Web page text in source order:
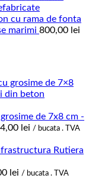
cu rama de fonta
marimi 800,00 lei
de 7x8 cm -
lei Interval
prețuri:
până
/ bucata . TVA
lei / bucata . TVA